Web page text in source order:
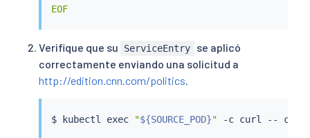
EOF
Verifique que su ServiceEntry
se aplicó
correctamente enviando una solicitud a
http://edition.cnn.com/politics.
$ kubectl exec "${SOURCE_POD}" -c curl -- curl